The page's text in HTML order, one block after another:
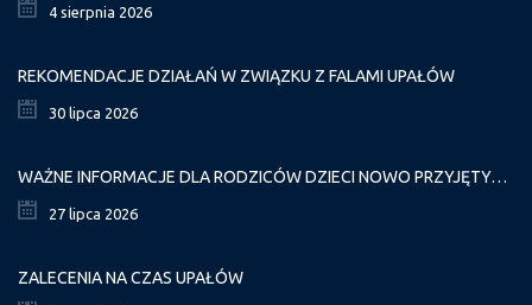
4 sierpnia 2026
REKOMENDACJE DZIAŁAŃ W ZWIĄZKU Z FALAMI UPAŁÓW
30 lipca 2026
WAŻNE INFORMACJE DLA RODZICÓW DZIECI NOWO PRZYJĘTYCH GR. I
27 lipca 2026
ZALECENIA NA CZAS UPAŁÓW